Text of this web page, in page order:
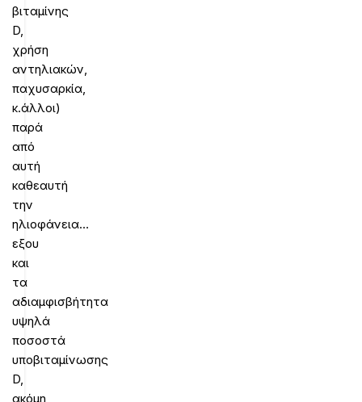
βιταμίνης
D,
χρήση
αντηλιακών,
παχυσαρκία,
κ.άλλοι)
παρά
από
αυτή
καθεαυτή
την
ηλιοφάνεια…
εξου
και
τα
αδιαμφισβήτητα
υψηλά
ποσοστά
υποβιταμίνωσης
D,
ακόμη